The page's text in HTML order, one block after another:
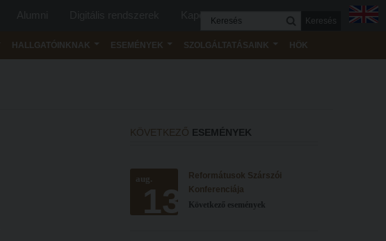
Kapcsolat
Keresés
HALLGATÓINKNAK ESEMÉNYEK SZOLGÁLTATÁSAINK HÖK
KÖVETKEZŐ ESEMÉNYEK
aug.
13
Reformátusok Szárszói
Konferenciája
Következő események